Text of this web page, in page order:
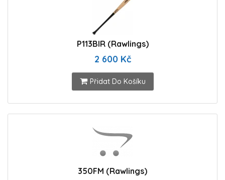
P113BIR (Rawlings)
2 600 Kč
Přidat Do Košíku
350FM (Rawlings)